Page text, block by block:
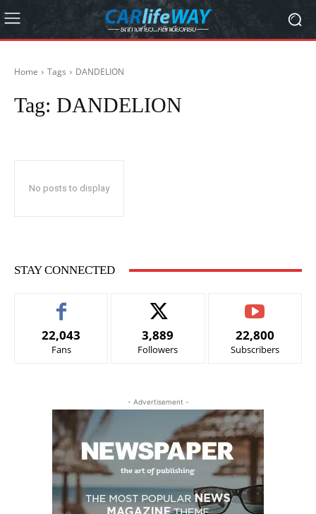
Home Tags DANDELION
Tag: DANDELION
No posts to display
STAY CONNECTED
22,043
Fans
3,889
Followers
22,800
Subscribers
- Advertisement -